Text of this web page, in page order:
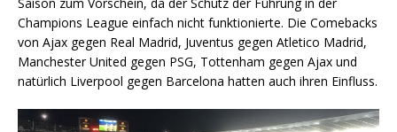
Champions League einfach nicht funktionierte. Die Comebacks
von Ajax gegen Real Madrid, Juventus gegen Atletico Madrid,
Manchester United gegen PSG, Tottenham gegen Ajax und
natürlich Liverpool gegen Barcelona hatten auch ihren Einfluss.